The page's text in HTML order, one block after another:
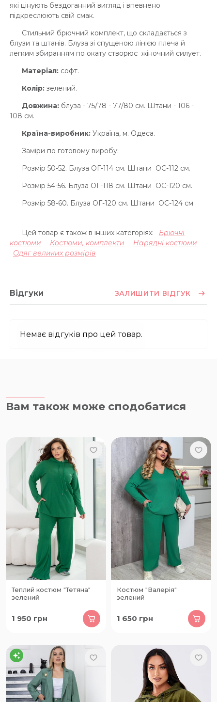
які цінують бездоганний вигляд і впевнено
підкреслюють свій смак.
Стильний брючний комплект, що складається з
блузи та штанів. Блуза зі спущеною лінією плеча й
легким збиранням по окату створює жіночний силует.
Матеріал: софт.
Колір: зелений.
Довжина: блуза - 75/78 - 77/80 см. Штани - 106 -
108 см.
Країна-виробник: Україна, м. Одеса.
Заміри по готовому виробу:
Розмір 50-52. Блуза ОГ-114 см. Штани ОС-112 см.
Розмір 54-56. Блуза ОГ-118 см. Штани ОС-120 см.
Розмір 58-60. Блуза ОГ-120 см. Штани ОС-124 см
Цей товар є також в інших категоріях:
Брючні
костюми
Костюми, комплекти
Нарядні костюми
Одяг великих розмірів
Відгуки ЗАЛИШИТИ ВІДГУК
Немає відгуків про цей товар.
Вам також може сподобатися
Теплий костюм "Тетяна"
зелений
1 950 грн
Костюм "Валерія"
зелений
1 650 грн